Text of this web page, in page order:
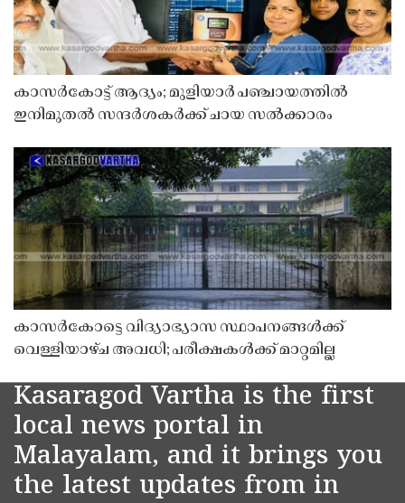
കാസർകോട്ട് ആദ്യം; മുളിയാർ പഞ്ചായത്തിൽ
ഇനിമുതൽ സന്ദർശകർക്ക് ചായ സൽക്കാരം
കാസർകോട്ടെ വിദ്യാഭ്യാസ സ്ഥാപനങ്ങൾക്ക്
വെള്ളിയാഴ്ച അവധി; പരീക്ഷകൾക്ക് മാറ്റമില്ല
Kasaragod Vartha is the first
local news portal in
Malayalam, and it brings you
the latest updates from in